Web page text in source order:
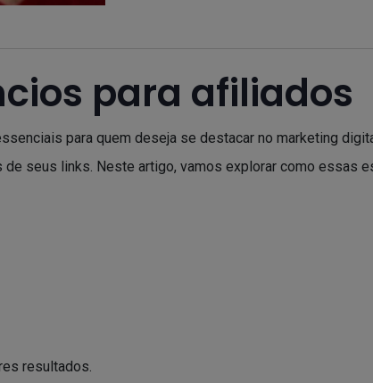
para afiliados
para quem deseja se destacar no marketing
seus links. Neste artigo, vamos explorar como essas
resultados.